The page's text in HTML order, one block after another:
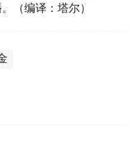
（编译：塔尔）